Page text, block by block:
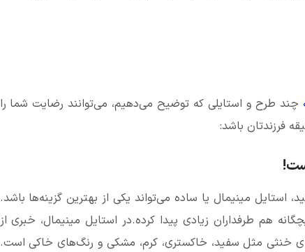
چند طرح و استایلی که توضیح می‌دهیم، می‌توانند رضایت شما را
فرزندتان باشد:
مینیمال یا ساده می‌تواند یکی از بهترین گزینه‌ها باشد.
هم طرفداران زیادی پیدا کرده.در استایل مینیمال، خبری از
خنثی مثل سفید، خاکستری، کرم، مشکی و رنگ‌های خاکی است.